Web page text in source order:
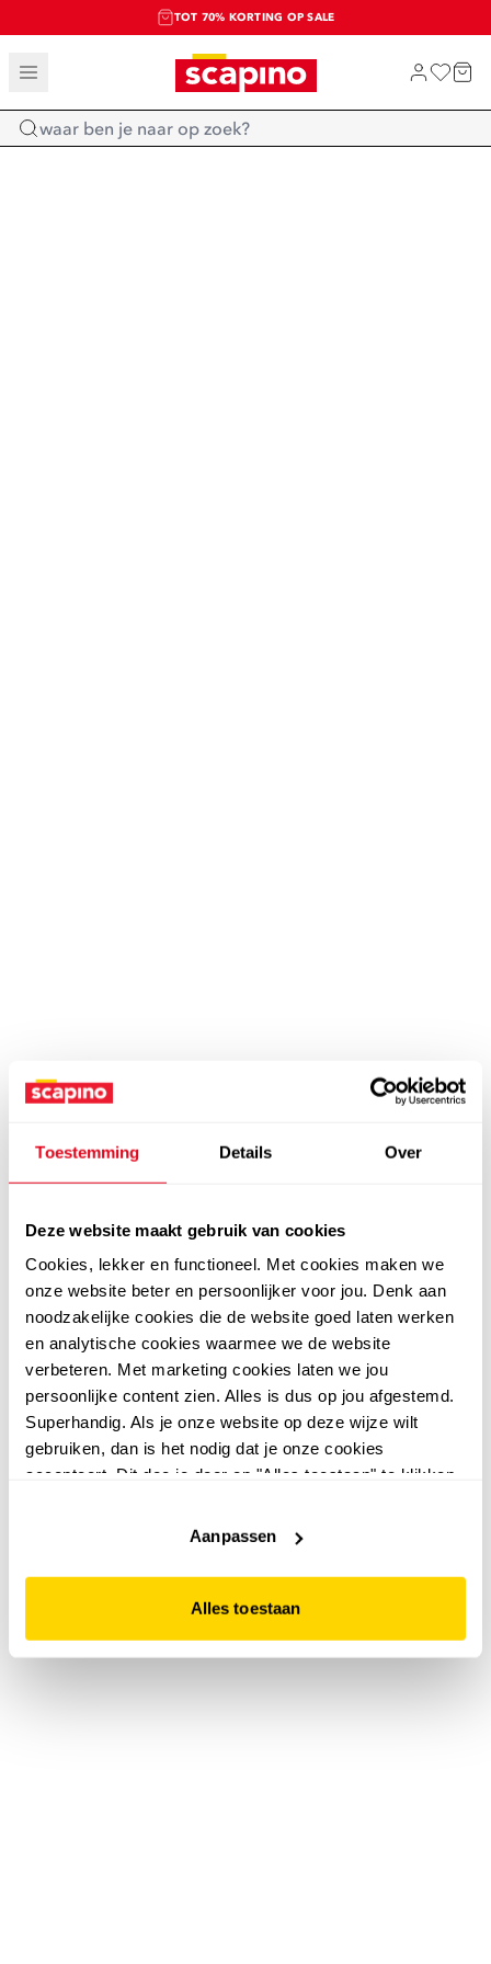
Toestemming Details Over
Deze website maakt gebruik van cookies
Cookies, lekker en functioneel. Met cookies maken we
onze website beter en persoonlijker voor jou. Denk aan
noodzakelijke cookies die de website goed laten werken
en analytische cookies waarmee we de website
verbeteren. Met marketing cookies laten we jou
persoonlijke content zien. Alles is dus op jou afgestemd.
Superhandig. Als je onze website op deze wijze wilt
gebruiken, dan is het nodig dat je onze cookies
accepteert. Dit doe je door op "Alles toestaan" te klikken.
website niet optimaal functioneert.
Aanpassen
Alles toestaan
TOT 70% KORTING OP SALE
SALE: LAATSTE KANS!
SHOP NIEUW
Home